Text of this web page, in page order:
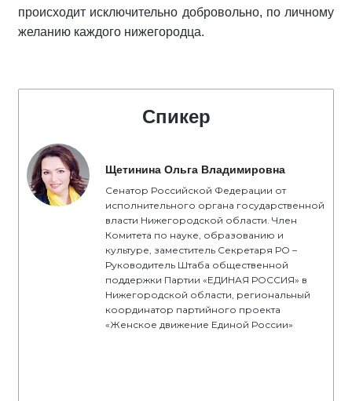
происходит исключительно добровольно, по личному
желанию каждого нижегородца.
Спикер
Щетинина Ольга Владимировна
Сенатор Российской Федерации от
исполнительного органа государственной
власти Нижегородской области. Член
Комитета по науке, образованию и
культуре, заместитель Секретаря РО –
Руководитель Штаба общественной
поддержки Партии «ЕДИНАЯ РОССИЯ» в
Нижегородской области, региональный
координатор партийного проекта
«Женское движение Единой России»